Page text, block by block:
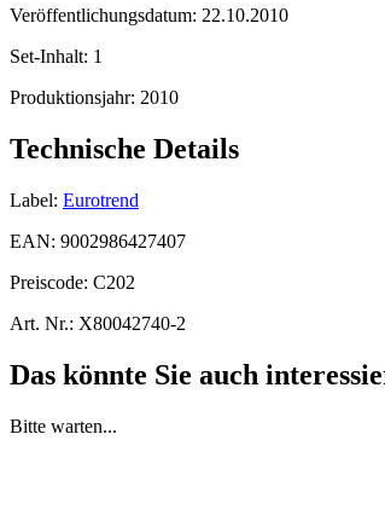
Veröffentlichungsdatum: 22.10.2010
Set-Inhalt: 1
Produktionsjahr: 2010
Technische Details
Label: Eurotrend
EAN: 9002986427407
Preiscode: C202
Art. Nr.: X80042740-2
Das könnte Sie auch
Bitte warten...